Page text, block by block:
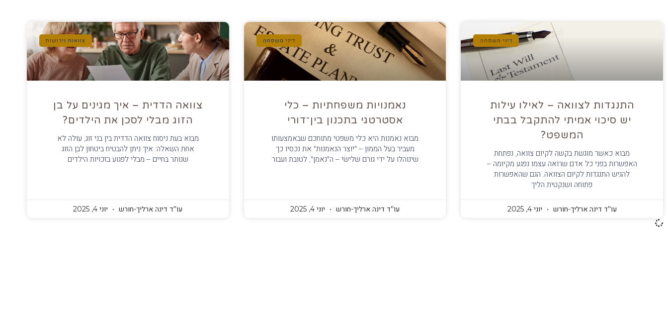
דיני משפחה
התנגדות לצוואה – לאילו עילות
יש סיכוי אמיתי להתקבל בבתי
המשפט?
מבוא כאשר מוגשת בקשה לקיום צוואה, נפתחת
האפשרות בפני כל אדם שרואה עצמו נפגע מקיומה –
להגיש התנגדות לקיום הצוואה. הגם שהאפשרות
פתוחה ושנקטית הליך
עו''ד דינה ארליך-חורש יוני 4, 2025
דיני משפחה
נאמנויות משפחתיות – כלי
אסטרטגי בתכנון בין־דורי
מבוא נאמנות היא כלי משפטי מתוחכם שבאמצעותו
מעביר בעל הממון – "יוצר הנאמנות" את נכסיו כך
שינוהלו על ידי גורם שלישי – ה"נאמן", לטובת ועבור
עו''ד דינה ארליך-חורש יוני 4, 2025
צוואות וירושות
צוואה הדדית – איך מגינים על בן
הזוג מבלי לסכן את הילדים?
מבוא בעת ניסוח צוואה הדדית בין בני זוג, עולה לא
אחת השאלה: איך ניתן להבטיח ביטחון לבן הזוג
שנותר בחיים – מבלי לפגוע בזכויות הילדים
עו''ד דינה ארליך-חורש יוני 4, 2025